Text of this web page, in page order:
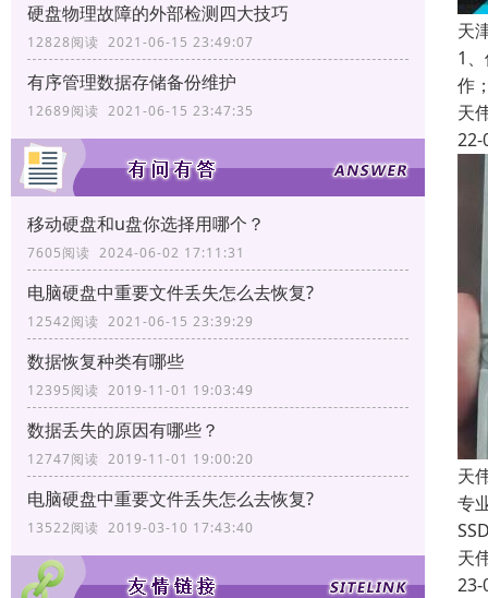
硬盘物理故障的外部检测四大技巧
12828阅读 2021-06-15 23:49:07
有序管理数据存储备份维护
12689阅读 2021-06-15 23:47:35
移动硬盘和u盘你选择用哪个？
7605阅读 2024-06-02 17:11:31
电脑硬盘中重要文件丢失怎么去恢复?
12542阅读 2021-06-15 23:39:29
数据恢复种类有哪些
12395阅读 2019-11-01 19:03:49
数据丢失的原因有哪些？
12747阅读 2019-11-01 19:00:20
电脑硬盘中重要文件丢失怎么去恢复?
13522阅读 2019-03-10 17:43:40
天
1
作
天
22-
天
专
天
23-